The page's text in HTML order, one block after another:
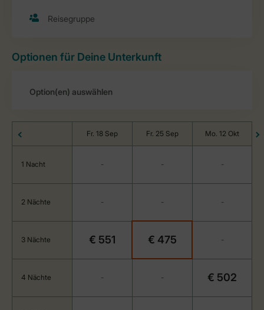
Optionen für Deine Unterkunft
Fr. 18 Sep Fr. 25 Sep Mo. 12 Okt
1 Nacht - - -
2 Nächte - - -
3 Nächte € 551 € 475 -
4 Nächte - - € 502